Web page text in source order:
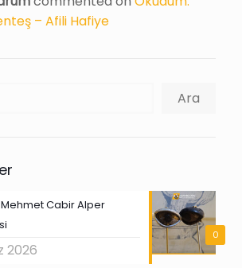
– Afili Hafiye
Ara
0
Cabir Alper
2026